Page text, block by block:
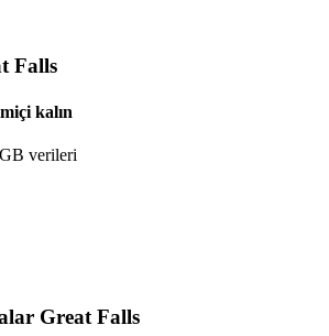
Falls
kalın
verileri
Great Falls